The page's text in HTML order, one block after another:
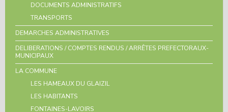
DOCUMENTS ADMINISTRATIFS
TRANSPORTS
DEMARCHES ADMINISTRATIVES
DELIBERATIONS / COMPTES RENDUS / ARRÊTES PREFECTORAUX-
MUNICIPAUX
LA COMMUNE
LES HAMEAUX DU GLAIZIL
LES HABITANTS
FONTAINES-LAVOIRS